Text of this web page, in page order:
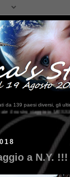
da 139 paesi diversi, gli
clikka qui !!!
a N.Y. !!!